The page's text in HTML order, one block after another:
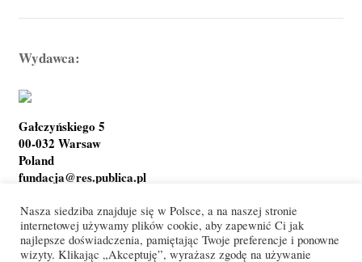
Wydawca:
Gałczyńskiego 5
00-032 Warsaw
Poland
fundacja@res.publica.pl
Polityka prywatności Warunki korzystania
Nasza siedziba znajduje się w Polsce, a na naszej stronie
internetowej używamy plików cookie, aby zapewnić Ci jak
najlepsze doświadczenia, pamiętając Twoje preferencje i ponowne
wizyty. Klikając „Akceptuję”, wyrażasz zgodę na używanie